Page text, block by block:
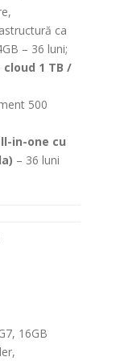
ca
– 36 luni;
1 TB /
500
in-one cu
– 36 luni
16GB